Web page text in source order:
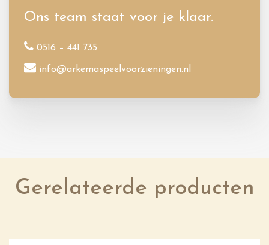
Ons team staat voor je klaar.
0516 – 441 735
info@arkemaspeelvoorzieningen.nl
Gerelateerde producten